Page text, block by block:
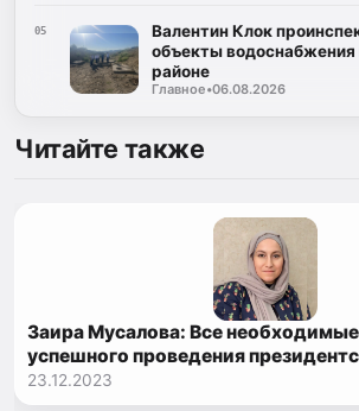
05
Валентин Клок
объекты водоснабжения
районе
Главное•06.08.2026
Читайте также
Заира Мусалова: Все
успешного проведения
созданы
23.12.2023